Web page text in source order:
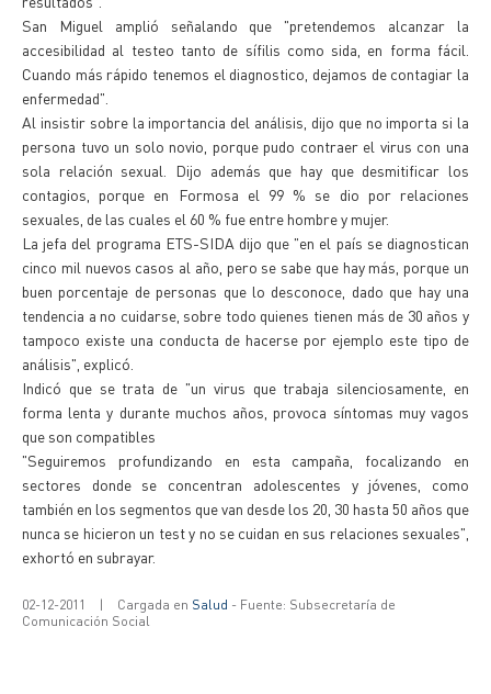
San Miguel amplió señalando que "pretendemos alcanzar la
accesibilidad al testeo tanto de sífilis como sida, en forma fácil.
Cuando más rápido tenemos el diagnostico, dejamos de contagiar la
enfermedad".
Al insistir sobre la importancia del análisis, dijo que no importa si la
persona tuvo un solo novio, porque pudo contraer el virus con una
sola relación sexual. Dijo además que hay que desmitificar los
contagios, porque en Formosa el 99 % se dio por relaciones
sexuales, de las cuales el 60 % fue entre hombre y mujer.
La jefa del programa ETS-SIDA dijo que "en el país se diagnostican
cinco mil nuevos casos al año, pero se sabe que hay más, porque un
buen porcentaje de personas que lo desconoce, dado que hay una
tendencia a no cuidarse, sobre todo quienes tienen más de 30 años y
tampoco existe una conducta de hacerse por ejemplo este tipo de
análisis", explicó.
Indicó que se trata de "un virus que trabaja silenciosamente, en
forma lenta y durante muchos años, provoca síntomas muy vagos
que son compatibles
"Seguiremos profundizando en esta campaña, focalizando en
sectores donde se concentran adolescentes y jóvenes, como
también en los segmentos que van desde los 20, 30 hasta 50 años que
nunca se hicieron un test y no se cuidan en sus relaciones sexuales",
exhortó en subrayar.
02-12-2011 | Cargada en Salud - Fuente: Subsecretaría de
Comunicación Social